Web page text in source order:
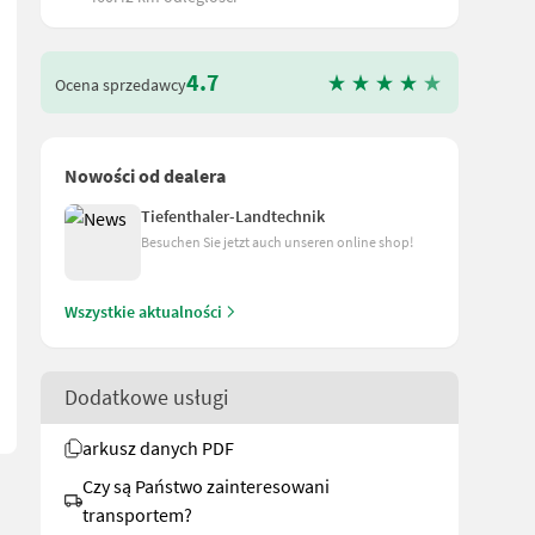
+ DL Rücklauf erforderlich) - Anhangung unten auf
Ocena sprzedawcy4.7
Nowości od dealera
Tiefenthaler-Landtechnik
Besuchen Sie jetzt auch unseren online shop!
Wszystkie aktualności
Dodatkowe usługi
arkusz danych PDF
Czy są Państwo zainteresowani
transportem?